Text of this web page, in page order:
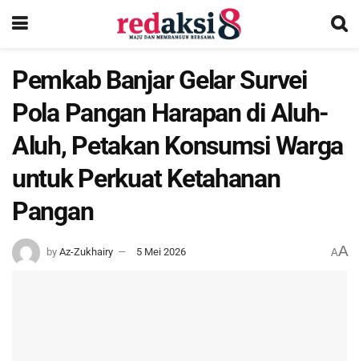
Pemkab Banjar Gelar Survei
Pola Pangan Harapan di Aluh-
Aluh, Petakan Konsumsi Warga
untuk Perkuat Ketahanan
Pangan
by Az-Zukhairy 5 Mei 2026 AA